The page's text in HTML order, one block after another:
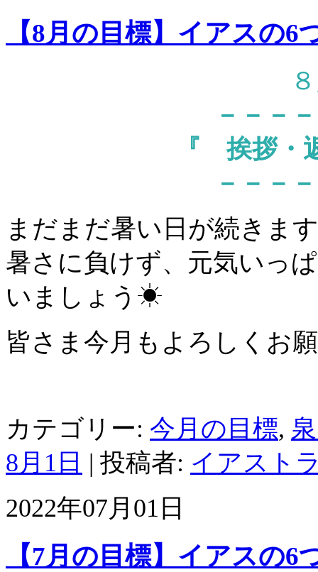
【8月の目標】イアスの6
－－－
『 挨拶・
－－－
まだまだ暑い日が続きま
暑さに負けず、元気いっ
いましょう☀
皆さま今月もよろしくお
カテゴリー: 今月の目標,
8月1日 | 投稿者: イアスト
2022年07月01日
【7月の目標】イアスの6